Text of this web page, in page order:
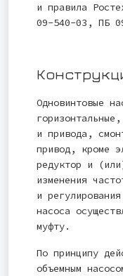
и правила
09-540-03, ПБ
Одновинтовые
и привода,
привод, кроме
редуктор и
изменения
и
насоса
муфту.
По принципу
объемным